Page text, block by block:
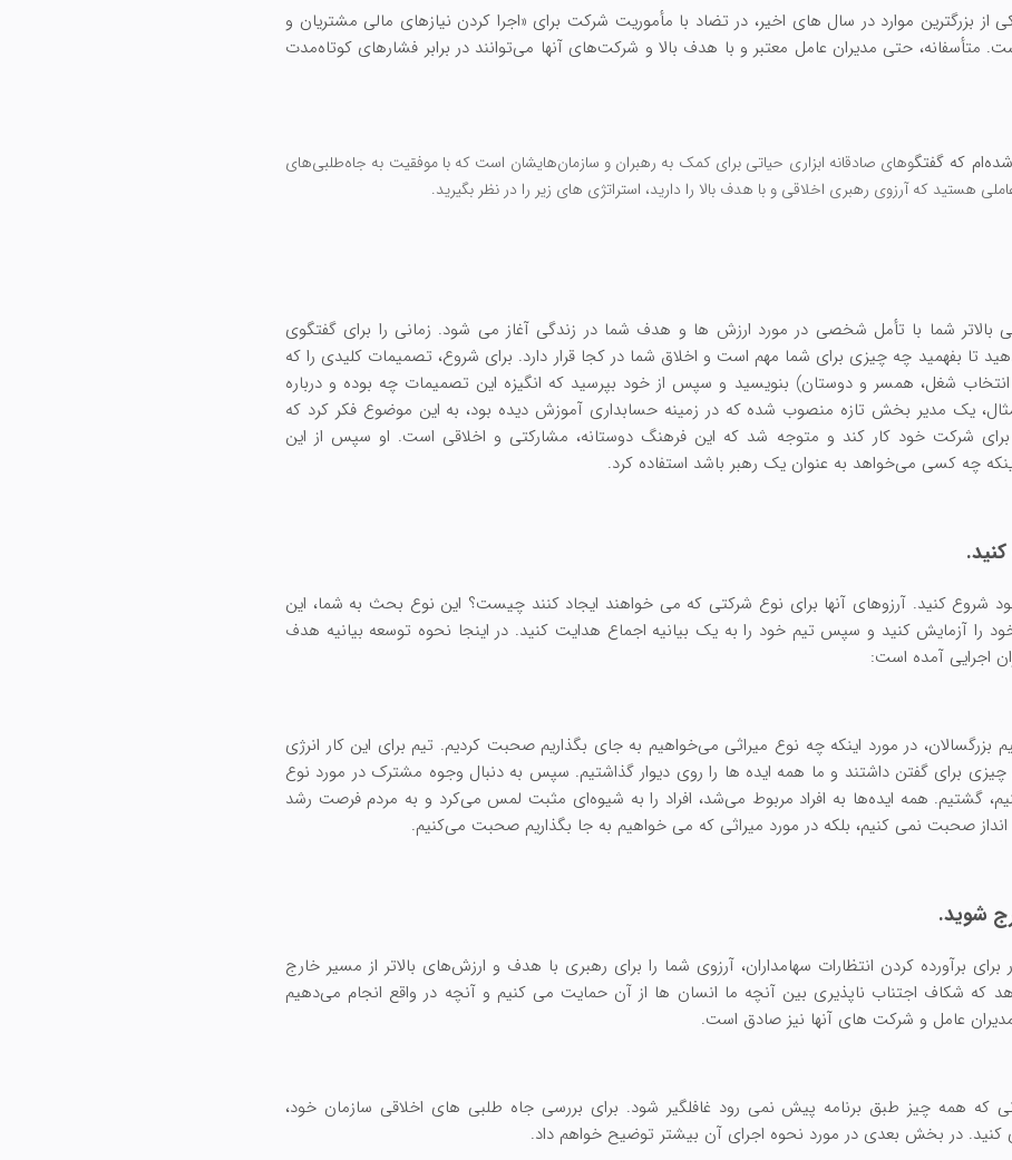
از بزرگترین موارد در سال های اخیر، در تضاد با مأموریت شرکت برای «اجرا کردن نیازهای مالی مشتریان و
متأسفانه، حتی مدیران عامل معتبر و با هدف بالا و شرکت‌های آنها می‌توانند در برابر فشارهای کوتاه‌مدت
که گفتگوهای صادقانه ابزاری حیاتی برای کمک به رهبران و سازمان‌هایشان است که با موفقیت به جاه‌طلبی‌های
هستید که آرزوی رهبری اخلاقی و با هدف بالا را دارید، استراتژی های زیر را در نظر بگیرید.
بالاتر شما با تأمل شخصی در مورد ارزش ها و هدف شما در زندگی آغاز می شود. زمانی را برای گفتگوی
تا بفهمید چه چیزی برای شما مهم است و اخلاق شما در کجا قرار دارد. برای شروع، تصمیمات کلیدی را که
انتخاب شغل، همسر و دوستان) بنویسید و سپس از خود بپرسید که انگیزه این تصمیمات چه بوده و درباره
یک مدیر بخش تازه منصوب شده که در زمینه حسابداری آموزش دیده بود، به این موضوع فکر کرد که
برای شرکت خود کار کند و متوجه شد که این فرهنگ دوستانه، مشارکتی و اخلاقی است. او سپس از این
چه کسی می‌خواهد به عنوان یک رهبر باشد استفاده کرد.
شروع کنید. آرزوهای آنها برای نوع شرکتی که می خواهند ایجاد کنند چیست؟ این نوع بحث به شما، این
را آزمایش کنید و سپس تیم خود را به یک بیانیه اجماع هدایت کنید. در اینجا نحوه توسعه بیانیه هدف
اجرایی آمده است:
بزرگسالان، در مورد اینکه چه نوع میراثی می‌خواهیم به جای بگذاریم صحبت کردیم. تیم برای این کار انرژی
برای گفتن داشتند و ما همه ایده ها را روی دیوار گذاشتیم. سپس به دنبال وجوه مشترک در مورد نوع
گشتیم. همه ایده‌ها به افراد مربوط می‌شد، افراد را به شیوه‌ای مثبت لمس می‌کرد و به مردم فرصت رشد
انداز صحبت نمی کنیم، بلکه در مورد میراثی که می خواهیم به جا بگذاریم صحبت می‌کنیم.
شوید.
برای برآورده کردن انتظارات سهامداران، آرزوی شما را برای رهبری با هدف و ارزش‌های بالاتر از مسیر خارج
که شکاف اجتناب ناپذیری بین آنچه ما انسان ها از آن حمایت می کنیم و آنچه در واقع انجام می‌دهیم
عامل و شرکت های آنها نیز صادق است.
که همه چیز طبق برنامه پیش نمی رود غافلگیر شود. برای بررسی جاه طلبی های اخلاقی سازمان خود،
کنید. در بخش بعدی در مورد نحوه اجرای آن بیشتر توضیح خواهم داد.